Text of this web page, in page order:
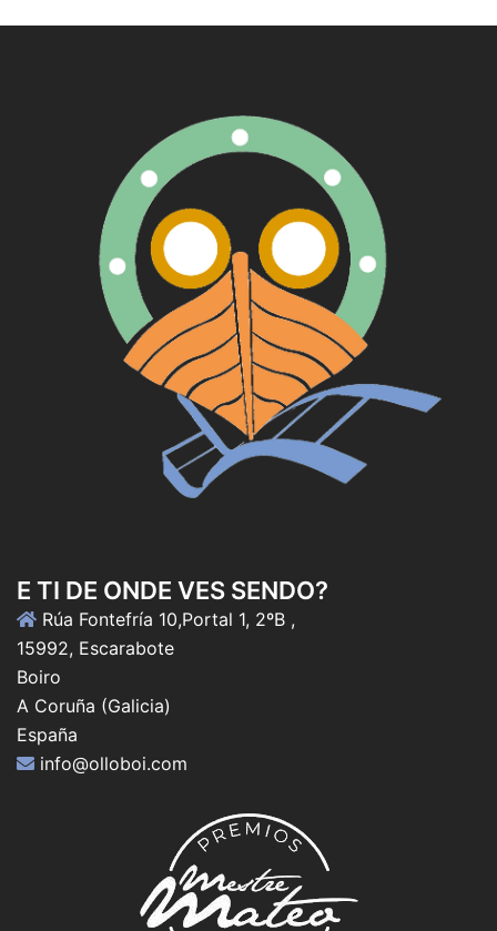
E TI DE ONDE VES SENDO?
Rúa Fontefría 10,Portal 1, 2ºB ,
15992, Escarabote
Boiro
A Coruña (Galicia)
España
info@olloboi.com